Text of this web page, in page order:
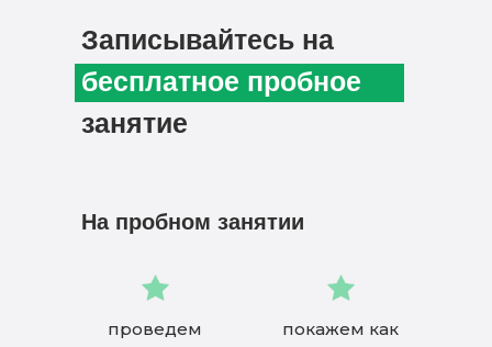
На пробном занятии
проведем
покажем как
Записывайтесь на
бесплатное пробное
занятие